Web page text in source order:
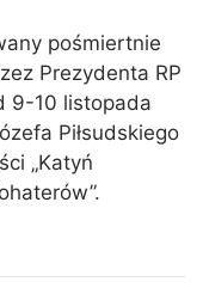
pośmiertnie
Prezydenta RP
9-10 listopada
Piłsudskiego
„Katyń